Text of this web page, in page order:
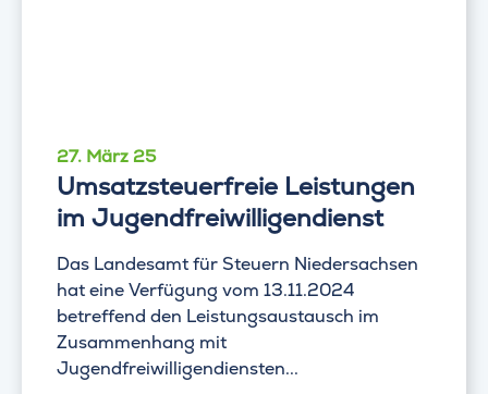
27. März 25
Umsatzsteuerfreie Leistungen
im Jugendfreiwilligendienst
Das Landesamt für Steuern Niedersachsen
hat eine Verfügung vom 13.11.2024
betreffend den Leistungsaustausch im
Zusammenhang mit
Jugendfreiwilligendiensten...